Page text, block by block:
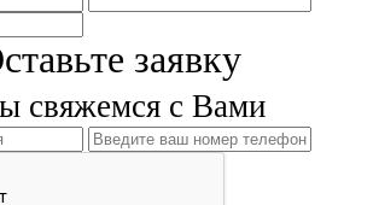
заявку
свяжемся с Вами